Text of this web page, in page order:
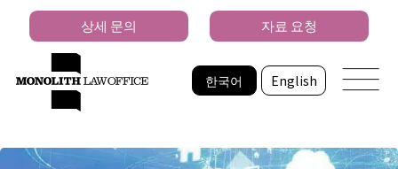
한국어 English
상세 문의 자료 요청